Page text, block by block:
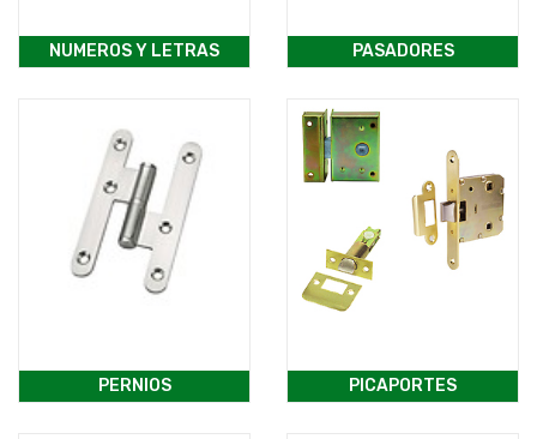
NUMEROS Y LETRAS PASADORES
PERNIOS PICAPORTES